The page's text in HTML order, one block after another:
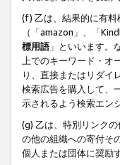
(f) 乙は、結果的に有料
（「amazon」、「
標用語」といいます。
上でのキーワード・
り、直接またはリダイ
検索広告を購入して、
示されるよう検索エン
(g) 乙は、特別リンク
の他の組織への寄付そ
個人または団体に奨励